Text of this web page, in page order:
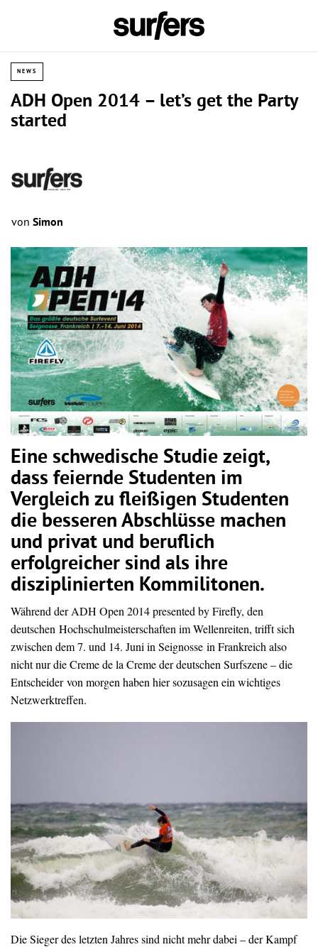
NEWS
ADH Open 2014 – let’s get the Party
started
von Simon
Eine schwedische Studie zeigt,
dass feiernde Studenten im
Vergleich zu fleißigen Studenten
die besseren Abschlüsse machen
und privat und beruflich
erfolgreicher sind als ihre
disziplinierten Kommilitonen.
Während der ADH Open 2014 presented by Firefly, den
deutschen Hochschulmeisterschaften im Wellenreiten, trifft sich
zwischen dem 7. und 14. Juni in Seignosse in Frankreich also
nicht nur die Creme de la Creme der deutschen Surfszene – die
Entscheider von morgen haben hier sozusagen ein wichtiges
Netzwerktreffen.
Die Sieger des letzten Jahres sind nicht mehr dabei – der Kampf